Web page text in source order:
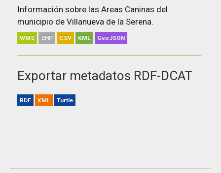
Información sobre las Areas Caninas del
municipio de Villanueva de la Serena.
WMS SHP CSV KML GeoJSON
Exportar metadatos RDF-DCAT
RDF XML Turtle